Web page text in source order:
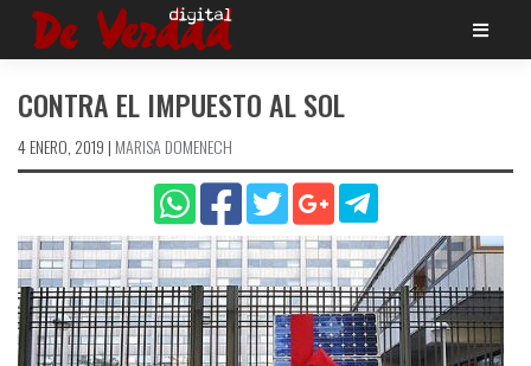
Saltar
CONTRA EL IMPUESTO AL SOL
4 ENERO, 2019 | MARISA DOMENECH